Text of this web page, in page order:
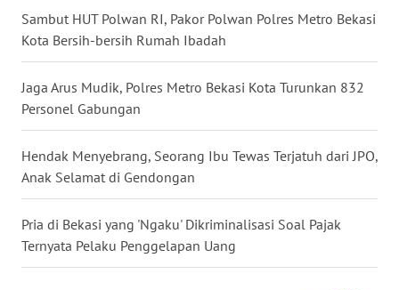
Sambut HUT Polwan RI, Pakor Polwan Polres Metro Bekasi
Kota Bersih-bersih Rumah Ibadah
Jaga Arus Mudik, Polres Metro Bekasi Kota Turunkan 832
Personel Gabungan
Hendak Menyebrang, Seorang Ibu Tewas Terjatuh dari JPO,
Anak Selamat di Gendongan
Pria di Bekasi yang 'Ngaku' Dikriminalisasi Soal Pajak
Ternyata Pelaku Penggelapan Uang
WN
TOBA
WN
NIAS
WN
LANGKAT
WN
TAPANULI
SELATAN